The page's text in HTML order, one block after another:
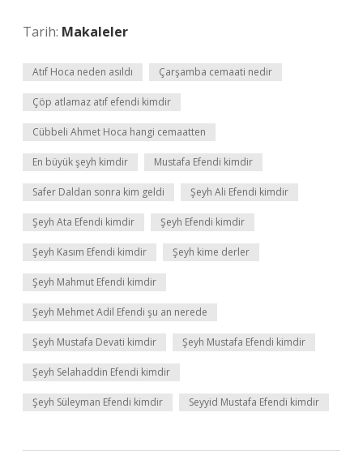
Tarih: Makaleler
Atıf Hoca neden asıldı Çarşamba cemaati nedir
Çöp atlamaz atıf efendi kimdir
Cübbeli Ahmet Hoca hangi cemaatten
En büyük şeyh kimdir Mustafa Efendi kimdir
Safer Daldan sonra kim geldi Şeyh Ali Efendi kimdir
Şeyh Ata Efendi kimdir Şeyh Efendi kimdir
Şeyh Kasım Efendi kimdir Şeyh kime derler
Şeyh Mahmut Efendi kimdir
Şeyh Mehmet Adil Efendi şu an nerede
Şeyh Mustafa Devati kimdir Şeyh Mustafa Efendi kimdir
Şeyh Selahaddin Efendi kimdir
Şeyh Süleyman Efendi kimdir Seyyid Mustafa Efendi kimdir